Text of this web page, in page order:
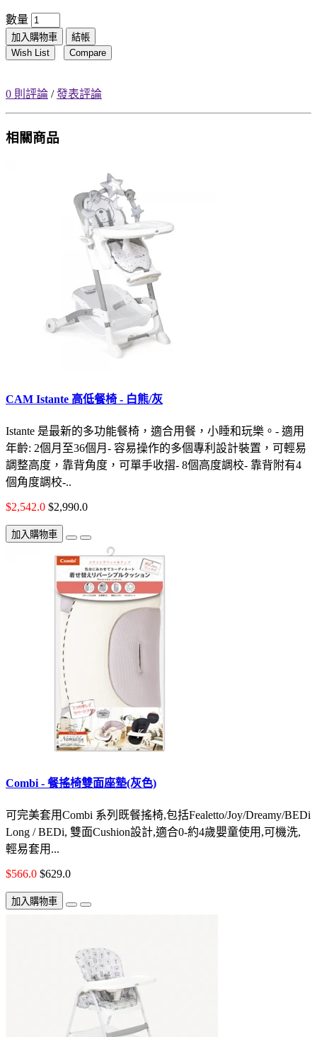
數量
加入購物車
結帳
Wish List
Compare
0 則評論 /發表評論
相關商品
CAM Istante 高低餐椅 - 白熊/灰
Istante 是最新的多功能餐椅，適合用餐，小睡和玩樂。- 適用
年齡: 2個月至36個月- 容易操作的多個專利設計裝置，可輕易
調整高度，靠背角度，可單手收摺- 8個高度調校- 靠背附有4
個角度調校-..
$2,542.0 $2,990.0
加入購物車
Combi - 餐搖椅雙面座墊(灰色)
可完美套用Combi 系列既餐搖椅,包括Fealetto/Joy/Dreamy/BEDi
Long / BEDi, 雙面Cushion設計,適合0-約4歲嬰童使用,可機洗,
輕易套用...
$566.0 $629.0
加入購物車